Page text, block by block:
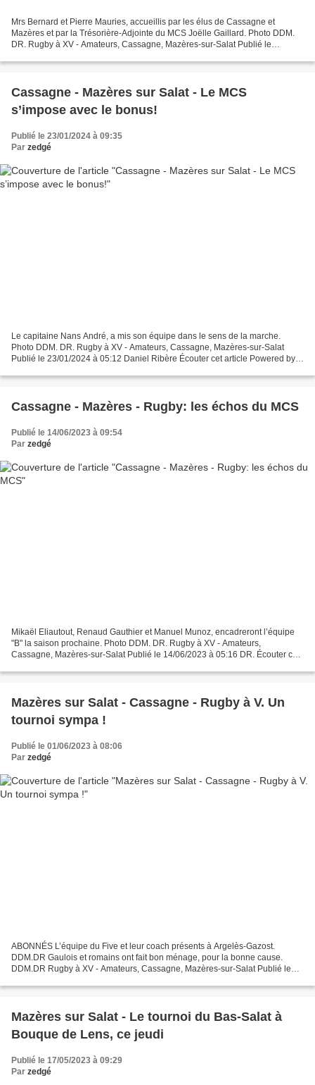
Mrs Bernard et Pierre Mauries, accueillis par les élus de Cassagne et
Mazères et par la Trésorière-Adjointe du MCS Joëlle Gaillard. Photo DDM.
DR. Rugby à XV - Amateurs, Cassagne, Mazères-sur-Salat Publié le
Cassagne - Mazères sur Salat - Le MCS
s’impose avec le bonus!
Publié le 23/01/2024 à 09:35
Par zedgé
Le capitaine Nans André, a mis son équipe dans le sens de la marche.
Photo DDM. DR. Rugby à XV - Amateurs, Cassagne, Mazères-sur-Salat
Publié le 23/01/2024 à 05:12 Daniel Ribère Écouter cet article Powered by
Cassagne - Mazères - Rugby: les échos du MCS
Publié le 14/06/2023 à 09:54
Par zedgé
Mikaël Eliautout, Renaud Gauthier et Manuel Munoz, encadreront l’équipe
"B" la saison prochaine. Photo DDM. DR. Rugby à XV - Amateurs,
Cassagne, Mazères-sur-Salat Publié le 14/06/2023 à 05:16 DR. Écouter cet
Mazères sur Salat - Cassagne - Rugby à V. Un
tournoi sympa !
Publié le 01/06/2023 à 08:06
Par zedgé
ABONNÉS L’équipe du Five et leur coach présents à Argelès-Gazost.
DDM.DR Gaulois et romains ont fait bon ménage, pour la bonne cause.
DDM.DR Rugby à XV - Amateurs, Cassagne, Mazères-sur-Salat Publié le
Mazères sur Salat - Le tournoi du Bas-Salat à
Bouque de Lens, ce jeudi
Publié le 17/05/2023 à 09:29
Par zedgé